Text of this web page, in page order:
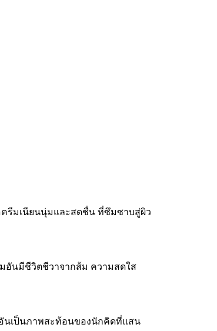
ครีมเนียนนุ่มและสดชื่น ที่ซึมซาบสู่ผิว
อันมีชีวิตชีวาจากส้ม ความสดใส
อันเป็นภาพสะท้อนของนักคิดที่แสน